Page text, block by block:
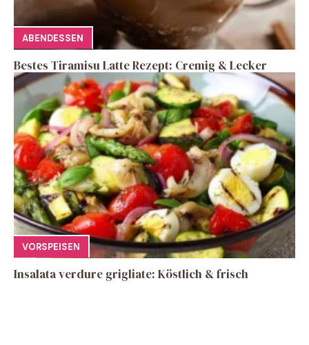
ABENDESSEN
Bestes Tiramisu Latte Rezept: Cremig & Lecker
VORSPEISEN
Insalata verdure grigliate: Köstlich & frisch